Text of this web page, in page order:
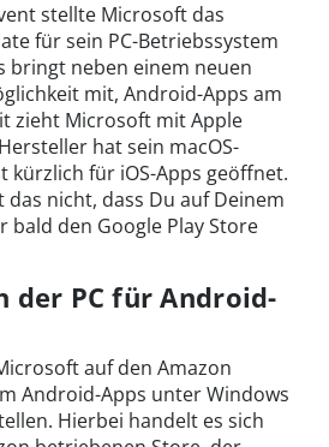
stellte Microsoft das
für sein PC-Betriebssystem
bringt neben einem neuen
mit, Android-Apps am
zieht Microsoft mit Apple
hat sein macOS-
kürzlich für iOS-Apps geöffnet.
nicht, dass Du auf Deinem
bald den Google Play Store
der PC für Android-
auf den Amazon
Android-Apps unter Windows
Hierbei handelt es sich